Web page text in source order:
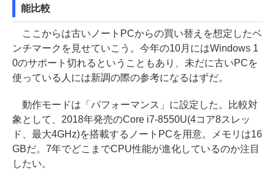
能比較
ここからは古いノートPCからの買い替えを想定したベ
ンチマークを見せていこう。今年の10月にはWindows 1
0のサポート切れるということもあり、未だに古いPCを
使っている人には新調の際の参考になるはずだ。
動作モードは「パフォーマンス」に設定した。比較対
象として、2018年発売のCore i7-8550U(4コア8スレッ
ド、最大4GHz)を搭載するノートPCを用意。メモリは16
GBだ。7年でどこまでCPU性能が進化しているのか注目
したい。